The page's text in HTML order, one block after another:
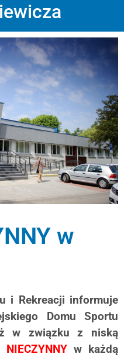
w
i Rekreacji informuje
Domu Sportu
w związku z niską
NIECZYNNY w każdą